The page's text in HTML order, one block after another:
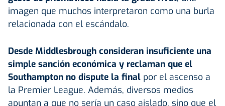
imagen que muchos interpretaron como una burla
relacionada con el escándalo.
Desde Middlesbrough consideran insuficiente una
simple sanción económica y reclaman que el
Southampton no dispute la final por el ascenso a
la Premier League. Además, diversos medios
apuntan a que no sería un caso aislado, sino que el